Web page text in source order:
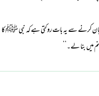
کرنے سے یہ بات روکتی ہے کہ نبی ﷺ کا
میں بنا لے۔‘‘